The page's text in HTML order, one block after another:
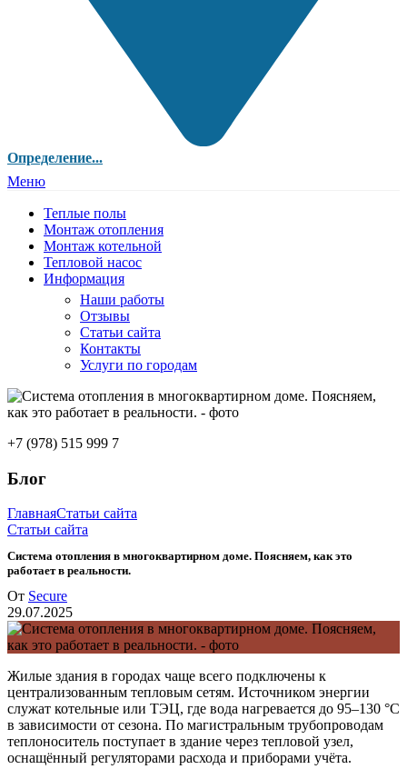
Определение...
Меню
Теплые полы
Монтаж отопления
Монтаж котельной
Тепловой насос
Информация
Наши работы
Отзывы
Статьи сайта
Контакты
Услуги по городам
+7 (978) 515 999 7
Блог
ГлавнаяСтатьи сайта
Статьи сайта
Система отопления в многоквартирном доме. Поясняем, как это
работает в реальности.
От Secure
29.07.2025
Жилые здания в городах чаще всего подключены к
централизованным тепловым сетям. Источником энергии
служат котельные или ТЭЦ, где вода нагревается до 95–130 °C
в зависимости от сезона. По магистральным трубопроводам
теплоноситель поступает в здание через тепловой узел,
оснащённый регуляторами расхода и приборами учёта.